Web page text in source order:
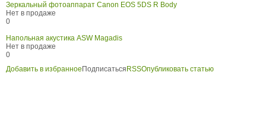
Зеркальный фотоаппарат Canon EOS 5DS R Body
Нет в продаже
0
Напольная акустика ASW Magadis
Нет в продаже
0
Добавить в избранное Подписаться RSSОпубликовать статью